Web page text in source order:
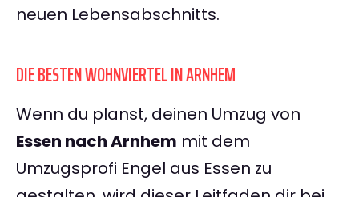
neuen Lebensabschnitts.
DIE BESTEN WOHNVIERTEL IN ARNHEM
Wenn du planst, deinen Umzug von
Essen nach Arnhem mit dem
Umzugsprofi Engel aus Essen zu